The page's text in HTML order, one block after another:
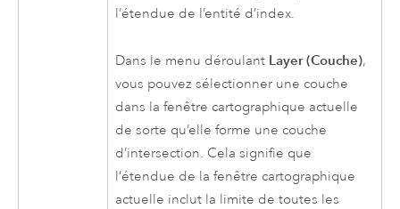
l’étendue de l’entité d’index.
Dans le menu déroulant Layer (Couche),
vous pouvez sélectionner une couche
dans la fenêtre cartographique actuelle
de sorte qu’elle forme une couche
d’intersection. Cela signifie que
l’étendue de la fenêtre cartographique
actuelle inclut la limite de toutes les